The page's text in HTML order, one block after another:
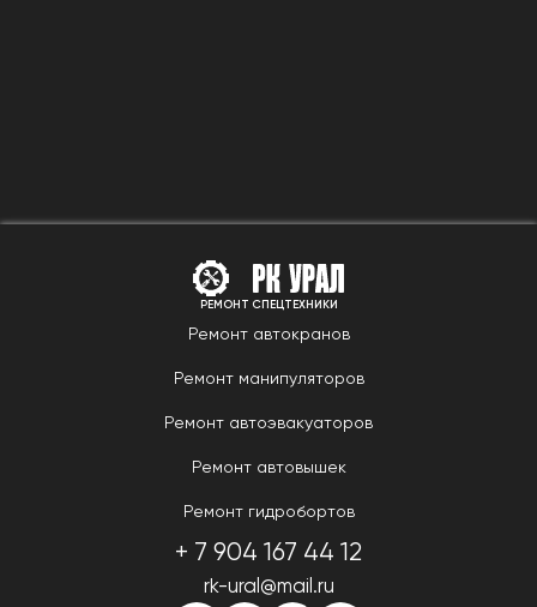
РЕМОНТ СПЕЦТЕХНИКИ
Ремонт автокранов
Ремонт манипуляторов
Ремонт автоэвакуаторов
Ремонт автовышек
Ремонт гидробортов
+ 7 904 167 44 12
rk-ural@mail.ru